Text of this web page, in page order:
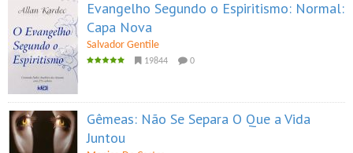
Evangelho Segundo o Espiritismo: Normal:
Capa Nova
Salvador Gentile
19844 0
Gêmeas: Não Se Separa O Que a Vida
Juntou